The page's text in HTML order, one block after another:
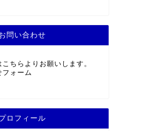
問い合わせ
ちらよりお願いします。
フォーム
ロフィール